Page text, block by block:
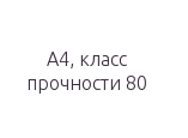
А4, класс
прочности 80